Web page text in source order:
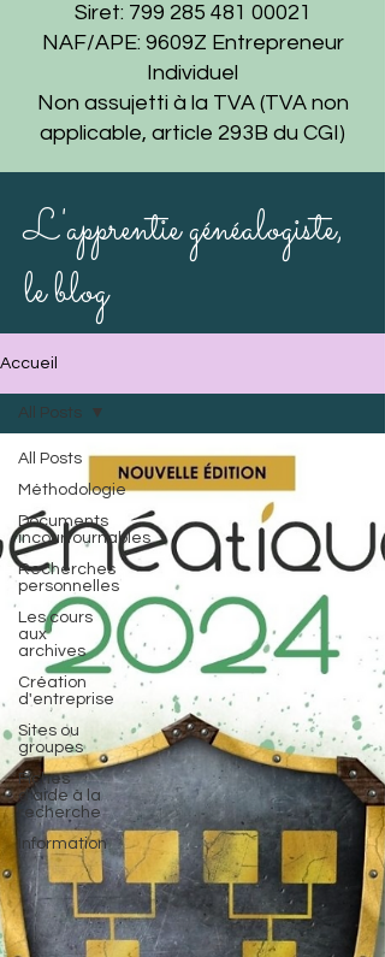
Siret: 799 285 481 00021
NAF/APE: 9609Z Entrepreneur
Individuel
Non assujetti à la TVA (TVA non
applicable, article 293B du CGI)
L'apprentie généalogiste,
le blog
Accueil
All Posts
Méthodologie
Documents
incourtournables
Recherches
personnelles
Les cours
aux
archives
Création
d'entreprise
Sites ou
groupes
Fiches
d'aide à la
recherche
Information
All Posts